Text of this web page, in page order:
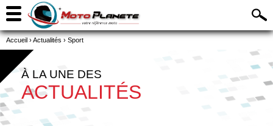
Accueil ›Actualités › Sport
À LA UNE DES
ACTUALITÉS